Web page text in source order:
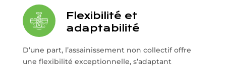
Flexibilité et
adaptabilité
D’une part, l’assainissement non collectif offre
une flexibilité exceptionnelle, s’adaptant